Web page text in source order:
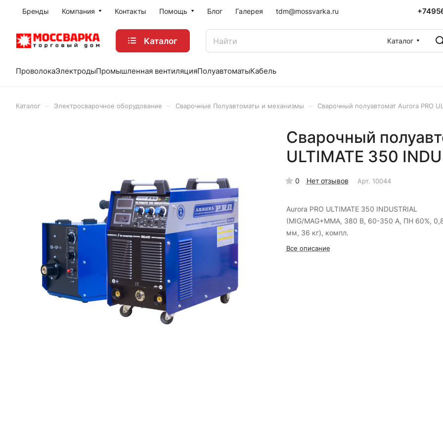
Бренды Компания Контакты Помощь Блог Галерея tdm@mossvarka.ru
Каталог Каталог
ПроволокаЭлектродыПромышленная вентиляцияПолуавтоматыКабель
Каталог Электросварочное оборудование Сварочные Полуавтоматы и механизмы Сварочный полуавтомат Aurora PRO
Сварочный
ULTIMATE 350
0 Нет отзывов Арт. 10044
Aurora PRO ULTIMATE 350 INDUSTRIAL
(MIG/MAG+MMA, 380 В, 60-350 А, ПН 60%,
мм, 36 кг), компл.
Все описание